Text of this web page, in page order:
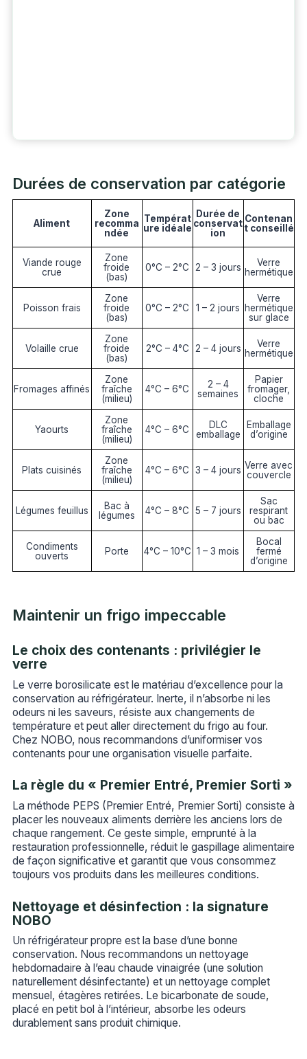
Durées de conservation par catégorie
Aliment
Zone
recomma
ndée
Températ
ure idéale
Durée de
conservat
ion
Contenan
t conseillé
Viande rouge
crue
Zone
froide
(bas)
0°C – 2°C 2 – 3 jours
Verre
hermétique
Poisson frais
Zone
froide
(bas)
0°C – 2°C 1 – 2 jours
Verre
hermétique
sur glace
Volaille crue
Zone
froide
(bas)
2°C – 4°C 2 – 4 jours
Verre
hermétique
Fromages affinés
Zone
fraîche
(milieu)
4°C – 6°C
2 – 4
semaines
Papier
fromager,
cloche
Yaourts
Zone
fraîche
(milieu)
4°C – 6°C
DLC
emballage
Emballage
d’origine
Plats cuisinés
Zone
fraîche
(milieu)
4°C – 6°C 3 – 4 jours Verre avec
couvercle
Légumes feuillus
Bac à
légumes
4°C – 8°C 5 – 7 jours
Sac
respirant
ou bac
Condiments
ouverts
Porte 4°C – 10°C 1 – 3 mois
Bocal
fermé
d’origine
Maintenir un frigo impeccable
Le choix des contenants : privilégier le
verre
Le verre borosilicate est le matériau d’excellence pour la
conservation au réfrigérateur. Inerte, il n’absorbe ni les
odeurs ni les saveurs, résiste aux changements de
température et peut aller directement du frigo au four.
Chez NOBO, nous recommandons d’uniformiser vos
contenants pour une organisation visuelle parfaite.
La règle du « Premier Entré, Premier Sorti »
La méthode PEPS (Premier Entré, Premier Sorti) consiste à
placer les nouveaux aliments derrière les anciens lors de
chaque rangement. Ce geste simple, emprunté à la
restauration professionnelle, réduit le gaspillage alimentaire
de façon significative et garantit que vous consommez
toujours vos produits dans les meilleures conditions.
Nettoyage et désinfection : la signature
NOBO
Un réfrigérateur propre est la base d’une bonne
conservation. Nous recommandons un nettoyage
hebdomadaire à l’eau chaude vinaigrée (une solution
naturellement désinfectante) et un nettoyage complet
mensuel, étagères retirées. Le bicarbonate de soude,
placé en petit bol à l’intérieur, absorbe les odeurs
durablement sans produit chimique.